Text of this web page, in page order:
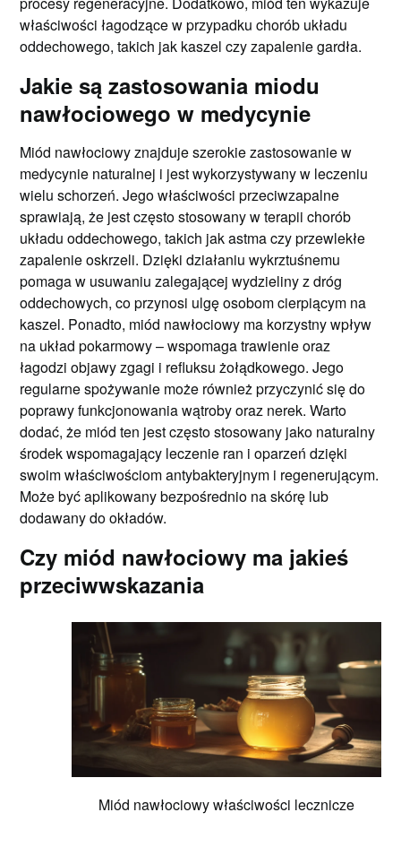
właściwości łagodzące w przypadku chorób układu
oddechowego, takich jak kaszel czy zapalenie gardła.
Jakie są zastosowania miodu
nawłociowego w medycynie
Miód nawłociowy znajduje szerokie zastosowanie w
medycynie naturalnej i jest wykorzystywany w leczeniu
wielu schorzeń. Jego właściwości przeciwzapalne
sprawiają, że jest często stosowany w terapii chorób
układu oddechowego, takich jak astma czy przewlekłe
zapalenie oskrzeli. Dzięki działaniu wykrztuśnemu
pomaga w usuwaniu zalegającej wydzieliny z dróg
oddechowych, co przynosi ulgę osobom cierpiącym na
kaszel. Ponadto, miód nawłociowy ma korzystny wpływ
na układ pokarmowy – wspomaga trawienie oraz
łagodzi objawy zgagi i refluksu żołądkowego. Jego
regularne spożywanie może również przyczynić się do
poprawy funkcjonowania wątroby oraz nerek. Warto
dodać, że miód ten jest często stosowany jako naturalny
środek wspomagający leczenie ran i oparzeń dzięki
swoim właściwościom antybakteryjnym i regenerującym.
Może być aplikowany bezpośrednio na skórę lub
dodawany do okładów.
Czy miód nawłociowy ma jakieś
przeciwwskazania
Miód nawłociowy właściwości lecznicze